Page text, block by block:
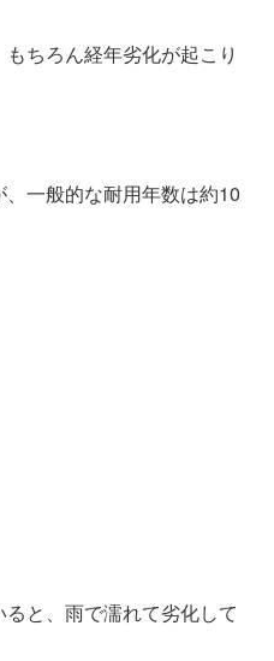
ちろん経年劣化が起こり
一般的な耐用年数は約10
と、雨で濡れて劣化して